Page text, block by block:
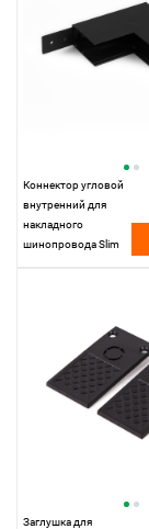
Коннектор угловой
внутренний для
накладного
шинопровода Slim
Заглушка для